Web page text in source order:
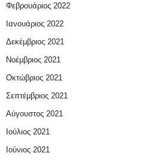
Φεβρουάριος 2022
Ιανουάριος 2022
Δεκέμβριος 2021
Νοέμβριος 2021
Οκτώβριος 2021
Σεπτέμβριος 2021
Αύγουστος 2021
Ιούλιος 2021
Ιούνιος 2021